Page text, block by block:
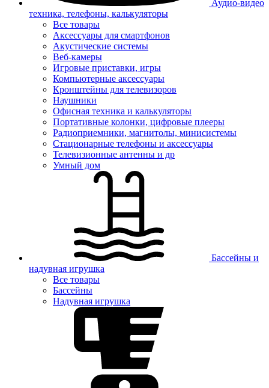
Аудио-видео
техника, телефоны, калькуляторы
Все товары
Аксессуары для смартфонов
Акустические системы
Веб-камеры
Игровые приставки, игры
Компьютерные аксессуары
Кронштейны для телевизоров
Наушники
Офисная техника и калькуляторы
Портативные колонки, цифровые плееры
Радиоприемники, магнитолы, минисистемы
Стационарные телефоны и аксессуары
Телевизионные антенны и др
Умный дом
Бассейны и
надувная игрушка
Все товары
Бассейны
Надувная игрушка